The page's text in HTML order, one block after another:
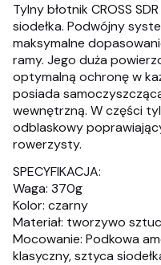
Tylny błotnik CROSS
siodełka. Podwójny
maksymalne
ramy. Jego duża
optymalną ochronę w
posiada
wewnętrzną. W części
odblaskowy
rowerzysty.
SPECYFIKACJA:
Waga: 370g
Kolor: czarny
Materiał: tworzywo
Mocowanie: Podkowa
klasyczny, sztyca